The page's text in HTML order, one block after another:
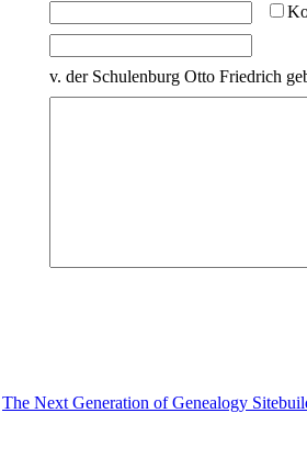
v. der Schulenburg Otto Friedrich
The Next Generation of Genealogy